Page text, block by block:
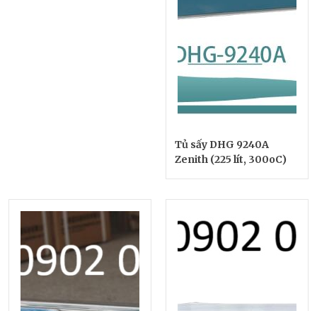
Tủ sấy DHG 9240A
Zenith (225 lít, 300oC)